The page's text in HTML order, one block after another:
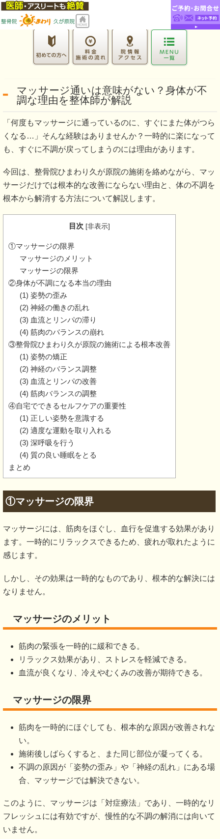
マッサージ通いは意味がない？身体が不
調な理由を整体師が解説
「何度もマッサージに通っているのに、すぐにまた体がつら
くなる…」そんな経験はありませんか？一時的に楽になって
も、すぐに不調が戻ってしまうのには理由があります。
今回は、整骨院ひまわり久が原院の施術を絡めながら、マッ
サージだけでは根本的な改善にならない理由と、体の不調を
根本から解消する方法について解説します。
目次 [非表示]
①マッサージの限界
マッサージのメリット
マッサージの限界
②身体が不調になる本当の理由
(1) 姿勢の歪み
(2) 神経の働きの乱れ
(3) 血流とリンパの滞り
(4) 筋肉のバランスの崩れ
③整骨院ひまわり久が原院の施術による根本改善
(1) 姿勢の矯正
(2) 神経のバランス調整
(3) 血流とリンパの改善
(4) 筋肉バランスの調整
④自宅でできるセルフケアの重要性
(1) 正しい姿勢を意識する
(2) 適度な運動を取り入れる
(3) 深呼吸を行う
(4) 質の良い睡眠をとる
まとめ
①マッサージの限界
マッサージには、筋肉をほぐし、血行を促進する効果があり
ます。一時的にリラックスできるため、疲れが取れたように
感じます。
しかし、その効果は一時的なものであり、根本的な解決には
なりません。
マッサージのメリット
筋肉の緊張を一時的に緩和できる。
リラックス効果があり、ストレスを軽減できる。
血流が良くなり、冷えやむくみの改善が期待できる。
マッサージの限界
筋肉を一時的にほぐしても、根本的な原因が改善されな
い。
施術後しばらくすると、また同じ部位が凝ってくる。
不調の原因が「姿勢の歪み」や「神経の乱れ」にある場
合、マッサージでは解決できない。
このように、マッサージは「対症療法」であり、一時的なリ
フレッシュには有効ですが、慢性的な不調の解消には向いて
いません。